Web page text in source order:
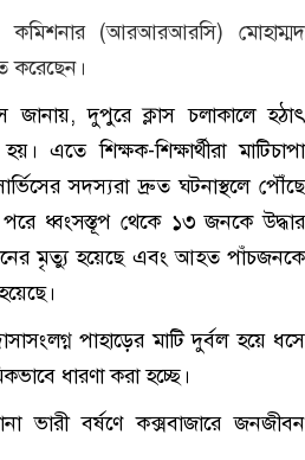
কমিশনার (আরআরআরসি) মোহাম্মদ
করেছেন।
জানায়, দুপুরে ক্লাস চলাকালে হঠাৎ
এতে শিক্ষক-শিক্ষার্থীরা মাটিচাপা
সদস্যরা দ্রুত ঘটনাস্থলে পৌঁছে
ধ্বংসস্তূপ থেকে ১৩ জনকে উদ্ধার
মৃত্যু হয়েছে এবং আহত পাঁচজনকে
পাহাড়ের মাটি দুর্বল হয়ে ধসে
ধারণা করা হচ্ছে।
ভারী বর্ষণে কক্সবাজারে জনজীবন